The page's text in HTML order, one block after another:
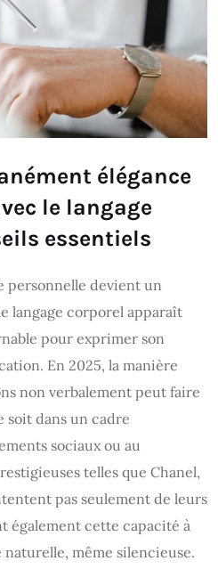
élégance
le langage
essentiels
personnelle devient un
langage corporel apparaît
pour exprimer son
En 2025, la manière
non verbalement peut faire
soit dans un cadre
sociaux ou au
telles que Chanel,
pas seulement de leurs
également cette capacité à
même silencieuse.